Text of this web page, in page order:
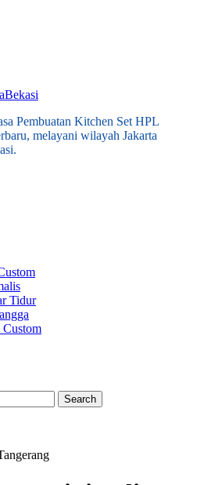
Pembuatan Kitchen Set HPL
melayani wilayah Jakarta
Tidur